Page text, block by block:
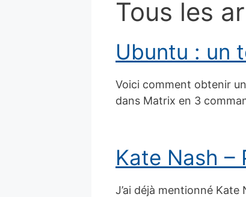
Tous les
Ubuntu : un
Voici comment obtenir
dans Matrix en 3
Kate Nash –
J’ai déjà mentionné